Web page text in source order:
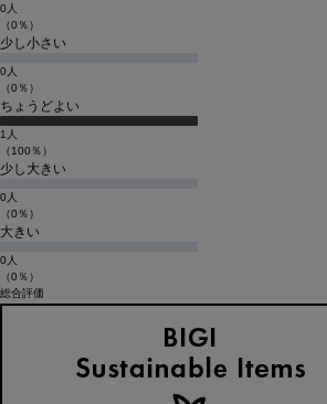
0人
（0％）
少し小さい
0人
（0％）
ちょうどよい
1人
（100％）
少し大きい
0人
（0％）
大きい
0人
（0％）
総合評価
★★★★★
投稿日：2026.04.07
サイズ：F カラー：オフホワイト